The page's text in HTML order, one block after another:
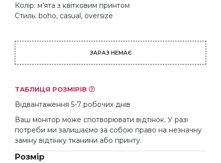
Колір: м’ята з квітковим принтом
Стиль: boho, casual, oversize
ЗАРАЗ НЕМАЄ
ТАБЛИЦЯ РОЗМІРІВ
Відвантаження 5-7 робочих днів
Ваш монітор може спотворювати відтінок. У разі
потреби ми залишаємо за собою право на незначну
заміну відтінку тканини або принту.
Розмір